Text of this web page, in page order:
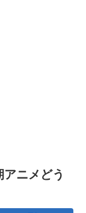
ニメどう